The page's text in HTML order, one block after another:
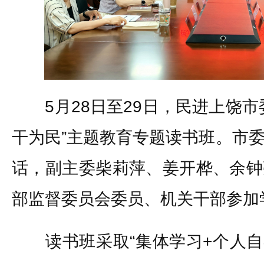
5月28日至29日，民进上饶市
干为民”主题教育专题读书班。市
话，副主委柴莉萍、姜开桦、余
部监督委员会委员、机关干部参加
读书班采取“集体学习+个人自